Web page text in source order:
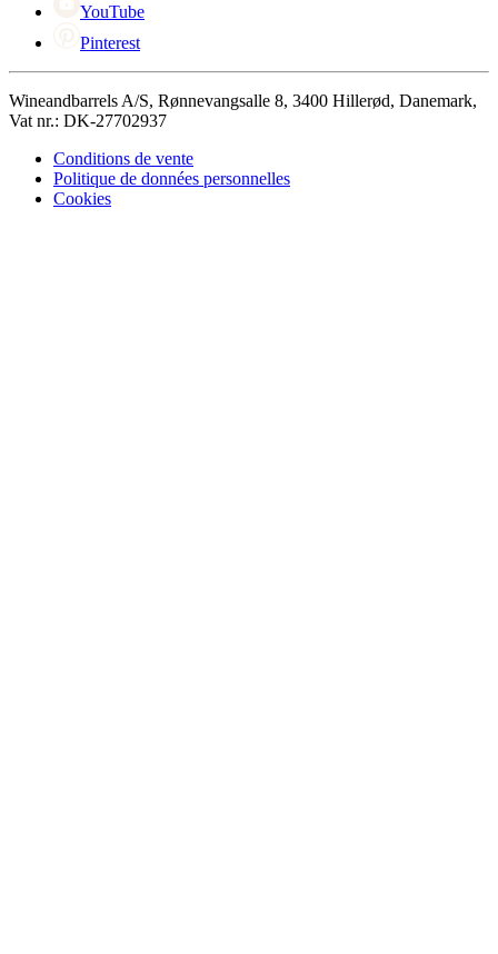
YouTube
Pinterest
Wineandbarrels A/S, Rønnevangsalle 8, 3400 Hillerød, Danemark,
Vat nr.: DK-27702937
Conditions de vente
Politique de données personnelles
Cookies